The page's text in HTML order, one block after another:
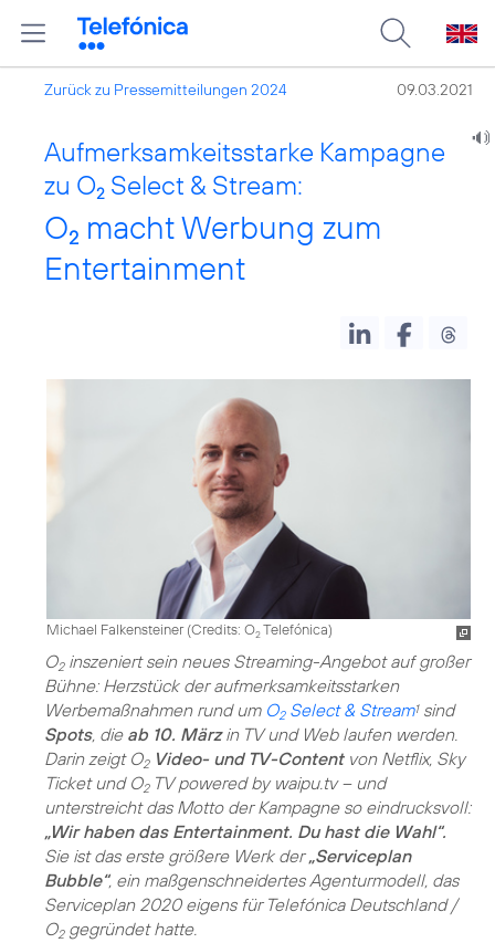
Zurück zu Pressemitteilungen 2024 09.03.2021
Aufmerksamkeitsstarke Kampagne
zu O2 Select & Stream:
O2 macht Werbung zum
Entertainment
Michael Falkensteiner (Credits: O2Telefónica)
O2inszeniert sein neues Streaming-Angebot auf großer
Bühne: Herzstück der aufmerksamkeitsstarken
Werbemaßnahmen rund um O2Select & Stream1sind
Spots, die ab 10. Märzin TV und Web laufen werden.
Darin zeigt O2 Video- und TV-Contentvon Netflix, Sky
Ticket und O2TV powered by waipu.tv – und
unterstreicht das Motto der Kampagne so eindrucksvoll:
„Wir haben das Entertainment. Du hast die Wahl“.
Sie ist das erste größere Werk der„Serviceplan
Bubble“, ein maßgenschneidertes Agenturmodell, das
Serviceplan 2020 eigens für Telefónica Deutschland /
O2gegründet hatte.